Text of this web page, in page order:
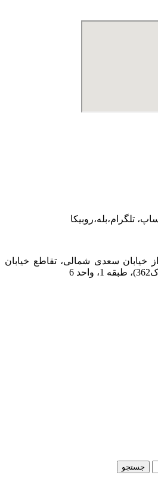
تلگرام،بله،روبیکا
از خیابان سعدی شمالی، تقاطع خیابان
6
جستجو